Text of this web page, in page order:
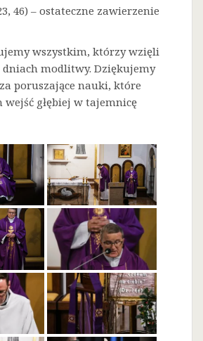
46) – ostateczne zawierzenie
wszystkim, którzy wzięli
dniach modlitwy. Dziękujemy
poruszające nauki, które
wejść głębiej w tajemnicę